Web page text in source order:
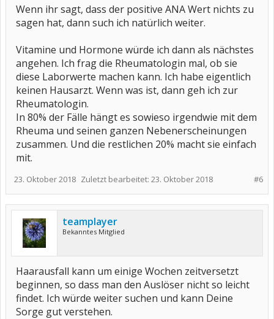
Wenn ihr sagt, dass der positive ANA Wert nichts zu
sagen hat, dann such ich natürlich weiter.
Vitamine und Hormone würde ich dann als nächstes
angehen. Ich frag die Rheumatologin mal, ob sie
diese Laborwerte machen kann. Ich habe eigentlich
keinen Hausarzt. Wenn was ist, dann geh ich zur
Rheumatologin.
In 80% der Fälle hängt es sowieso irgendwie mit dem
Rheuma und seinen ganzen Nebenerscheinungen
zusammen. Und die restlichen 20% macht sie einfach
mit.
#6
23. Oktober 2018 Zuletzt bearbeitet: 23. Oktober 2018
teamplayer
Bekanntes Mitglied
Haarausfall kann um einige Wochen zeitversetzt
beginnen, so dass man den Auslöser nicht so leicht
findet. Ich würde weiter suchen und kann Deine
Sorge gut verstehen.